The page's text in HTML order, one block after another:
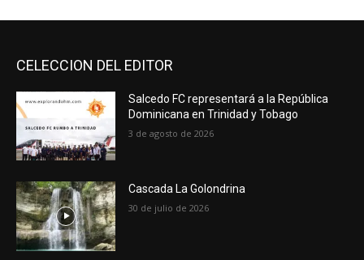
CELECCION DEL EDITOR
Salcedo FC representará a la República
Dominicana en Trinidad y Tobago
3 de agosto de 2026
Cascada La Golondrina
30 de julio de 2026